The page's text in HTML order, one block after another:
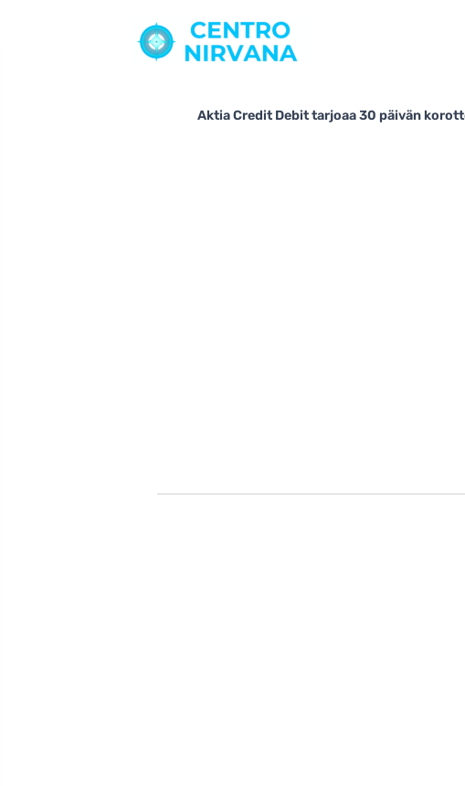
Aktia Credit Debit tarjoaa 30 päivän